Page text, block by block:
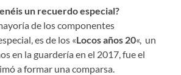
un recuerdo especial?
de los componentes
es de los «Locos años 20«, un
en la guardería en el 2017, fue el
a formar una comparsa.